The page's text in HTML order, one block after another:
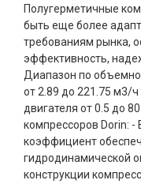
Полугерметичные
быть еще более
требованиям рынка,
эффективность,
Диапазон по
от 2.89 до 221.75 м3/
двигателя от 0.5 до
компрессоров Dorin:
коэффициент
гидродинамической
конструкции